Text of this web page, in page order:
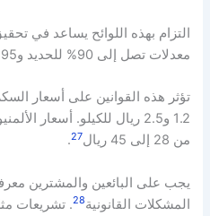
التزام بهذه اللوائح يساعد في
معدلات تصل إلى 90% للحديد و95% للألمنيوم و85% للنحاس
تؤثر هذه القوانين على أسعار
من 28 إلى 45 ريال
27
.
يجب على البائعين والمشترين
المشكلات القانونية28. تشريعات